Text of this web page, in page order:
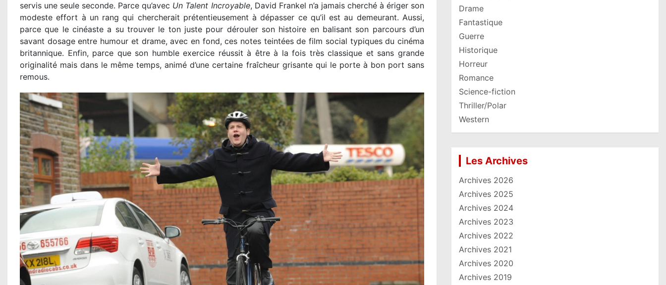
servis une seule seconde. Parce qu’avec Un Talent Incroyable, David Frankel n’a jamais cherché à ériger son
modeste effort à un rang qui chercherait prétentieusement à dépasser ce qu’il est au demeurant. Aussi,
parce que le cinéaste a su trouver le ton juste pour dérouler son histoire en balisant son parcours d’un
savant dosage entre humour et drame, avec en fond, ces notes teintées de film social typiques du cinéma
britannique. Enfin, parce que son humble exercice réussit à être à la fois très classique et sans grande
originalité mais dans le même temps, animé d’une certaine fraîcheur grisante qui le porte à bon port sans
remous.
Drame
Fantastique
Guerre
Historique
Horreur
Romance
Science-fiction
Thriller/Polar
Western
Les Archives
Archives 2026
Archives 2025
Archives 2024
Archives 2023
Archives 2022
Archives 2021
Archives 2020
Archives 2019